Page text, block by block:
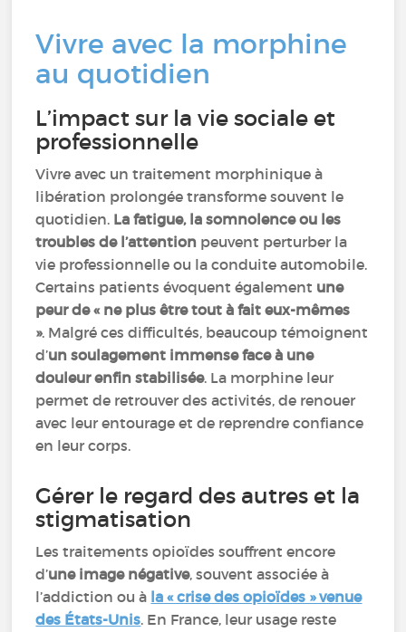
Vivre avec la morphine
au quotidien
L’impact sur la vie sociale et
professionnelle
Vivre avec un traitement morphinique à
libération prolongée transforme souvent le
quotidien. La fatigue, la somnolence ou les
troubles de l’attention peuvent perturber la
vie professionnelle ou la conduite automobile.
Certains patients évoquent également une
peur de « ne plus être tout à fait eux-mêmes
». Malgré ces difficultés, beaucoup témoignent
d’un soulagement immense face à une
douleur enfin stabilisée. La morphine leur
permet de retrouver des activités, de renouer
avec leur entourage et de reprendre confiance
en leur corps.
Gérer le regard des autres et la
stigmatisation
Les traitements opioïdes souffrent encore
d’une image négative, souvent associée à
l’addiction ou à la « crise des opioïdes » venue
des États-Unis. En France, leur usage reste